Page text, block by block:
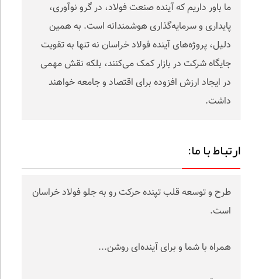
ما باور داریم که آینده صنعت فولاد، در گرو نوآوری،
پایداری و سرمایه‌گذاری هوشمندانه است. به همین
دلیل، پروژه‌های آینده فولاد خراسان نه تنها به تقویت
جایگاه شرکت در بازار کمک می‌کنند، بلکه نقش مهمی
در ایجاد ارزش افزوده برای اقتصاد و جامعه خواهند
داشت.
ارتباط با ما:
طرح و توسعه قلب تپنده حرکت رو به جلو فولاد خراسان
است.
همراه با شما و برای آینده‌ای روشن...